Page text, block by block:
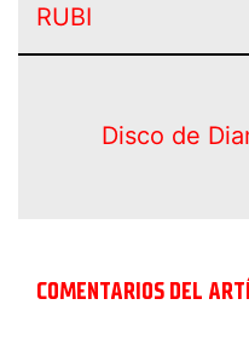
RUBI
Disco de
COMENTARIOS DEL